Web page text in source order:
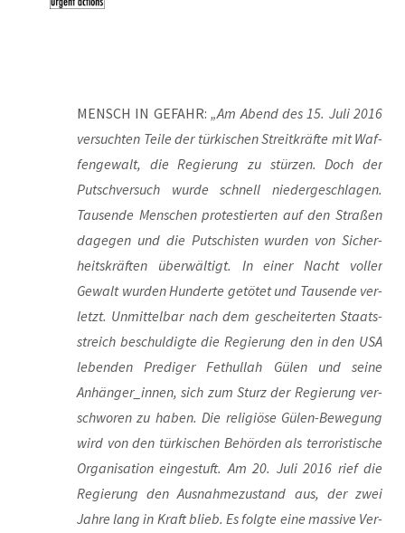
MENSCH IN GEFAHR:„Am Abend des 15. Juli 2016
ver­such­ten Tei­le der tür­ki­schen Streit­kräf­te mit Waf­
fen­ge­walt, die Regie­rung zu stür­zen. Doch der
Putsch­ver­such wur­de schnell nie­der­ge­schla­gen.
Tau­sen­de Men­schen pro­tes­tier­ten auf den Stra­ßen
dage­gen und die Put­schis­ten wur­den von Sicher­
heits­kräf­ten über­wäl­tigt. In einer Nacht vol­ler
Gewalt wur­den Hun­der­te getö­tet und Tau­sen­de ver­
letzt. Unmit­tel­bar nach dem geschei­ter­ten Staats­
streich beschul­dig­te die Regie­rung den in den USA
leben­den Pre­di­ger Fet­hul­lah Gülen und sei­ne
Anhänger_innen, sich zum Sturz der Regie­rung ver­
schwo­ren zu haben. Die reli­giö­se Gülen-Bewe­gung
wird von den tür­ki­schen Behör­den als ter­ro­ris­ti­sche
Orga­ni­sa­ti­on ein­ge­stuft. Am 20. Juli 2016 rief die
Regie­rung den Aus­nah­me­zu­stand aus, der zwei
Jah­re lang in Kraft blieb. Es folg­te eine mas­si­ve Ver­